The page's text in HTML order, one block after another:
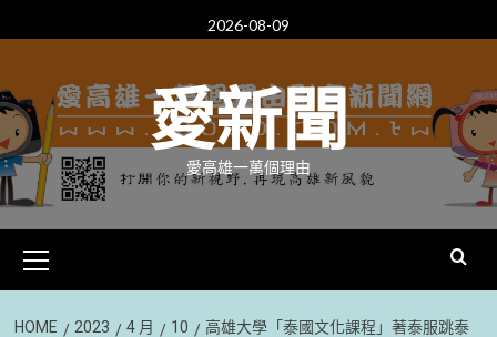
to
2026-08-09
愛新聞
愛高雄一萬個理由
Menu
HOME 2023 4 月 10
高雄大學「泰國文化課程」著泰服跳泰